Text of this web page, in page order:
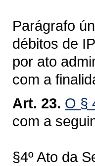
Parágrafo
débitos de
por ato
com a
Art. 23. O §
com a
§4º Ato da